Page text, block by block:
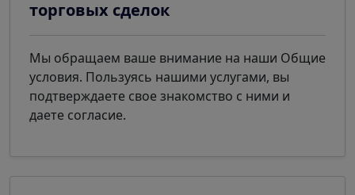
торговых сделок
Мы обращаем ваше внимание на наши Общие
условия. Пользуясь нашими услугами, вы
подтверждаете свое знакомство с ними и
даете согласие.